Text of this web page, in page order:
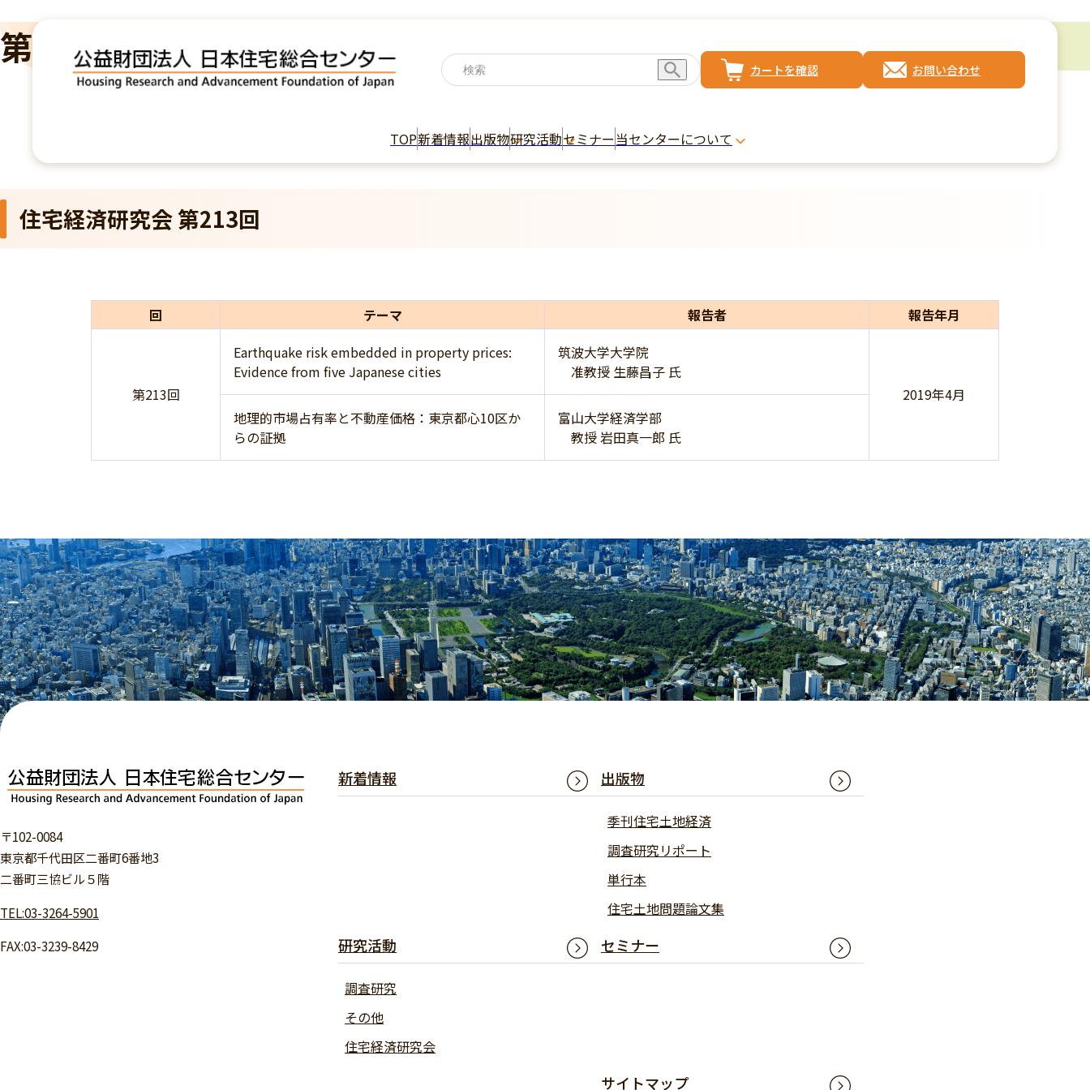
カートを確認 お問い合わせ
TOP新着情報出版物研究活動セミナー当センターについて
第213回
住宅経済研究会 第213回
回 テーマ 報告者 報告年月
第213回
Earthquake risk embedded in property prices:
Evidence from five Japanese cities
筑波大学大学院
准教授 生藤昌子 氏
2019年4月
地理的市場占有率と不動産価格：東京都心10区か
らの証拠
富山大学経済学部
教授 岩田真一郎 氏
〒102-0084
東京都千代田区二番町6番地3
二番町三協ビル５階
TEL:03-3264-5901
FAX:03-3239-8429
新着情報 出版物
季刊住宅土地経済
調査研究リポート
単行本
住宅土地問題論文集
研究活動
調査研究
その他
住宅経済研究会
セミナー
サイトマップ